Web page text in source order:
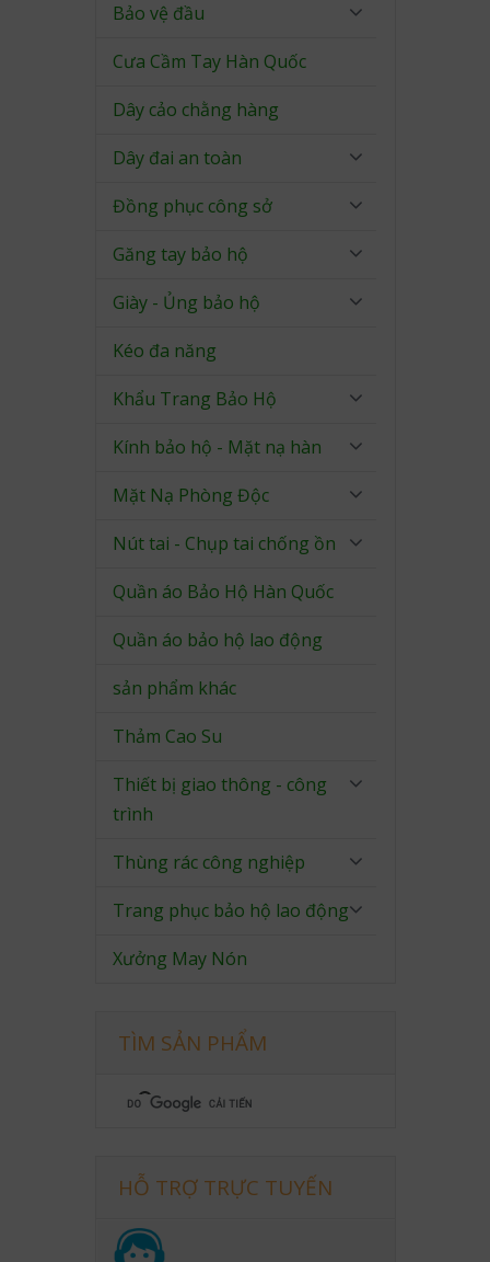
Bảo vệ đầu
Cưa Cầm Tay Hàn Quốc
Dây cảo chằng hàng
Dây đai an toàn
Đồng phục công sở
Găng tay bảo hộ
Giày - Ủng bảo hộ
Kéo đa năng
Khẩu Trang Bảo Hộ
Kính bảo hộ - Mặt nạ hàn
Mặt Nạ Phòng Độc
Nút tai - Chụp tai chống ồn
Quần áo Bảo Hộ Hàn Quốc
Quần áo bảo hộ lao động
sản phẩm khác
Thảm Cao Su
Thiết bị giao thông - công
trình
Thùng rác công nghiệp
Trang phục bảo hộ lao động
Xưởng May Nón
TÌM SẢN PHẨM
HỖ TRỢ TRỰC TUYẾN